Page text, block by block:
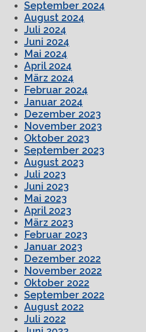
September 2024
August 2024
Juli 2024
Juni 2024
Mai 2024
April 2024
März 2024
Februar 2024
Januar 2024
Dezember 2023
November 2023
Oktober 2023
September 2023
August 2023
Juli 2023
Juni 2023
Mai 2023
April 2023
März 2023
Februar 2023
Januar 2023
Dezember 2022
November 2022
Oktober 2022
September 2022
August 2022
Juli 2022